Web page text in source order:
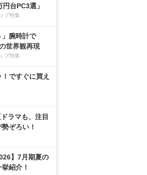
台PC3選」
プ特集
」腕時計で
世界観再現
プ特集
ですぐに買え
ラマも、注目
ぞろい！
】7月期夏の
紹介！